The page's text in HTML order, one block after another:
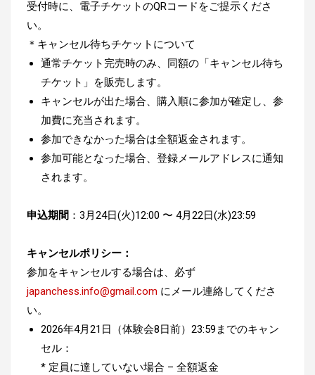
受付時に、電子チケットのQRコードをご提示くださ
い。
＊キャンセル待ちチケットについて
通常チケット完売時のみ、同額の「キャンセル待ち
チケット」を販売します。
キャンセルが出た場合、購入順に参加が確定し、参
加費に充当されます。
参加できなかった場合は全額返金されます。
参加可能となった場合、登録メールアドレスに通知
されます。
申込期間 ：3月24日(火)12:00 〜 4月22日(水)23:59
キャンセルポリシー：
参加をキャンセルする場合は、必ず
japanchess.info@gmail.com にメール連絡してくださ
い。
2026年4月21日（体験会8日前）23:59までのキャン
セル：
* 定員に達していない場合 – 全額返金